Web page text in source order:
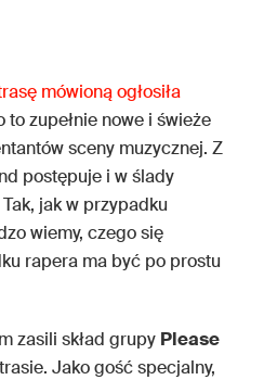
mówioną ogłosiła
to zupełnie nowe i świeże
sceny muzycznej. Z
postępuje i w ślady
Tak, jak w przypadku
wiemy, czego się
rapera ma być po prostu
zasili skład grupy Please
Jako gość specjalny,